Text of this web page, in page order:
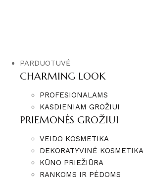
PARDUOTUVĖ
CHARMING LOOK
PROFESIONALAMS
KASDIENIAM GROŽIUI
PRIEMONĖS GROŽIUI
VEIDO KOSMETIKA
DEKORATYVINĖ KOSMETIKA
KŪNO PRIEŽIŪRA
RANKOMS IR PĖDOMS